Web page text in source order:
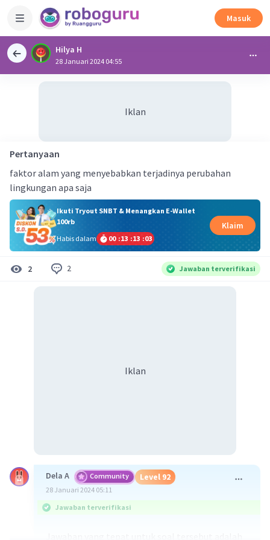
Masuk
Hilya H
28 Januari 2024 04:55
Iklan
Pertanyaan
faktor alam yang menyebabkan terjadinya perubahan
lingkungan apa saja
Ikuti Tryout SNBT & Menangkan E-Wallet
100rb
Habis dalam
00 :13 :13 :02
Klaim
2 2 Jawaban terverifikasi
Iklan
Dela A Community Level 92
28 Januari 2024 05:11
Jawaban terverifikasi